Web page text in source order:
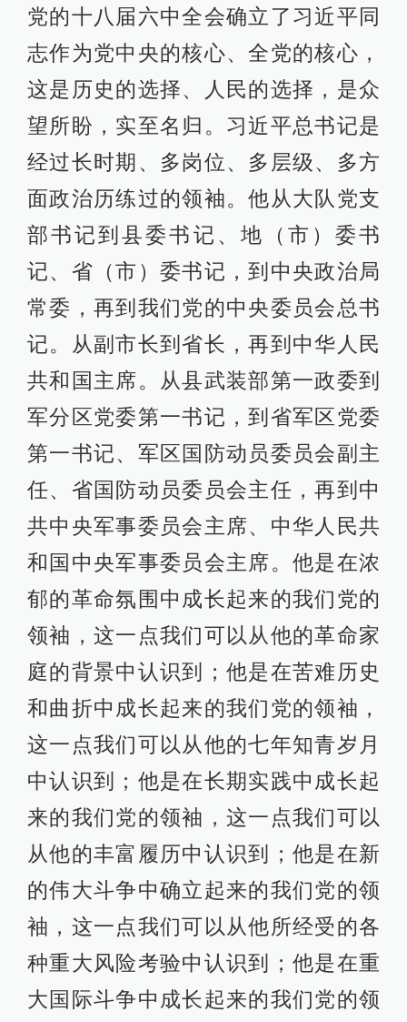
党的十八届六中全会确立了习近平同
志作为党中央的核心、全党的核心，
这是历史的选择、人民的选择，是众
望所盼，实至名归。习近平总书记是
经过长时期、多岗位、多层级、多方
面政治历练过的领袖。他从大队党支
部书记到县委书记、地（市）委书
记、省（市）委书记，到中央政治局
常委，再到我们党的中央委员会总书
记。从副市长到省长，再到中华人民
共和国主席。从县武装部第一政委到
军分区党委第一书记，到省军区党委
第一书记、军区国防动员委员会副主
任、省国防动员委员会主任，再到中
共中央军事委员会主席、中华人民共
和国中央军事委员会主席。他是在浓
郁的革命氛围中成长起来的我们党的
领袖，这一点我们可以从他的革命家
庭的背景中认识到；他是在苦难历史
和曲折中成长起来的我们党的领袖，
这一点我们可以从他的七年知青岁月
中认识到；他是在长期实践中成长起
来的我们党的领袖，这一点我们可以
从他的丰富履历中认识到；他是在新
的伟大斗争中确立起来的我们党的领
袖，这一点我们可以从他所经受的各
种重大风险考验中认识到；他是在重
大国际斗争中成长起来的我们党的领